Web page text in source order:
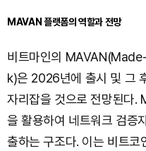
MAVAN 플랫폼의 역할과 전망
비트마인의
k)은 2026년에 출시 및 그
자리잡을 것으로 전망된다.
을 활용하여 네트워크 검증
출하는 구조다. 이는 비트